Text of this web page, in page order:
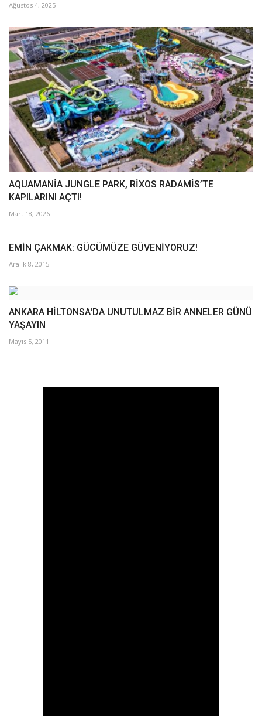
Ağustos 4, 2025
AQUAMANİA JUNGLE PARK, RİXOS RADAMİS’TE
KAPILARINI AÇTI!
Mart 18, 2026
EMİN ÇAKMAK: GÜCÜMÜZE GÜVENİYORUZ!
Aralık 8, 2015
ANKARA HİLTONSA'DA UNUTULMAZ BİR ANNELER GÜNÜ
YAŞAYIN
Mayıs 5, 2011